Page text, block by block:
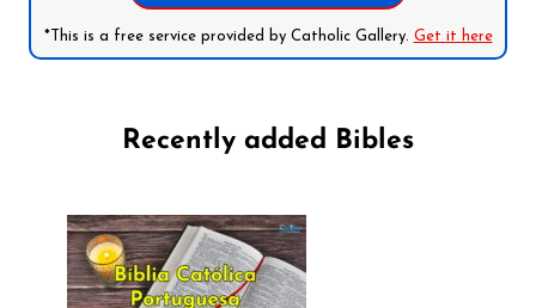
*This is a free service provided by Catholic Gallery. Get it here
Recently added Bibles